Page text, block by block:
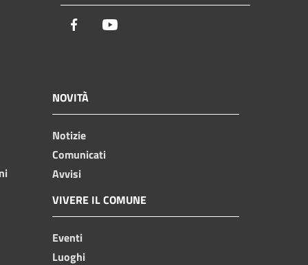
Facebook
NOVITÀ
Notizie
Comunicati
Avvisi
VIVERE IL COMUNE
Eventi
Luoghi